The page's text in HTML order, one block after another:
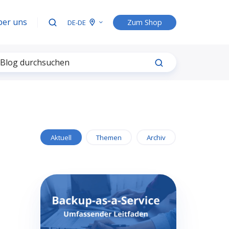
uns DE-DE Zum Shop
Aktuell Themen Archiv